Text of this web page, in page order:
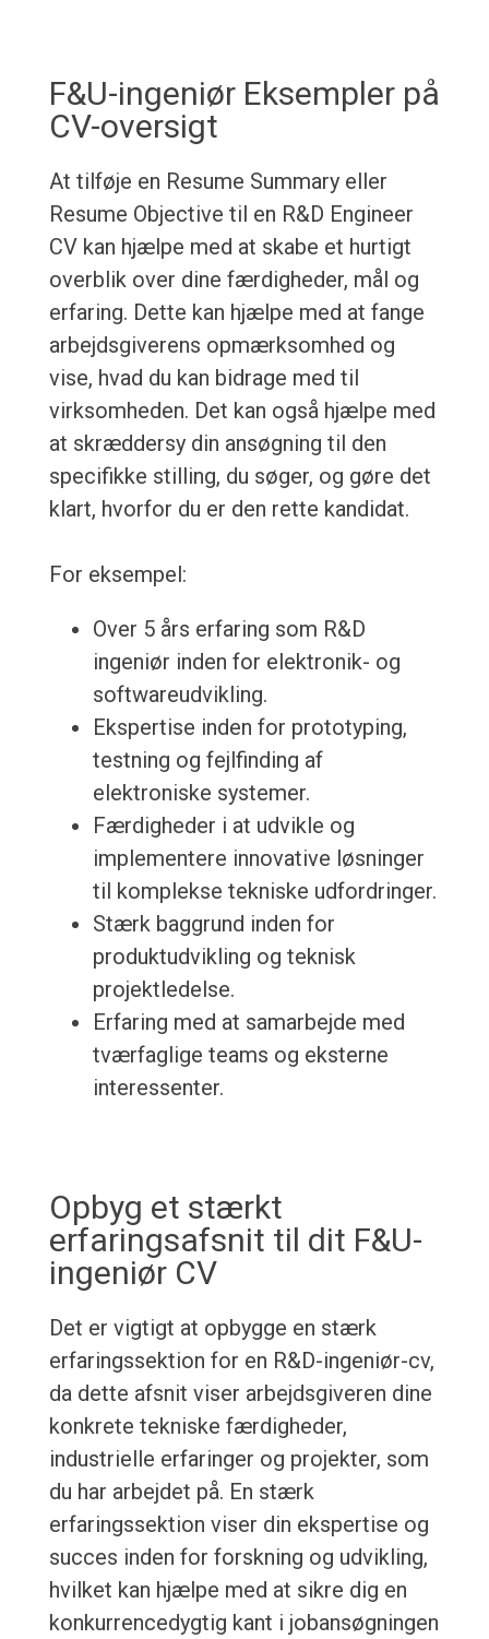
F&U-ingeniør Eksempler på
CV-oversigt
At tilføje en Resume Summary eller
Resume Objective til en R&D Engineer
CV kan hjælpe med at skabe et hurtigt
overblik over dine færdigheder, mål og
erfaring. Dette kan hjælpe med at fange
arbejdsgiverens opmærksomhed og
vise, hvad du kan bidrage med til
virksomheden. Det kan også hjælpe med
at skræddersy din ansøgning til den
specifikke stilling, du søger, og gøre det
klart, hvorfor du er den rette kandidat.
For eksempel:
Over 5 års erfaring som R&D
ingeniør inden for elektronik- og
softwareudvikling.
Ekspertise inden for prototyping,
testning og fejlfinding af
elektroniske systemer.
Færdigheder i at udvikle og
implementere innovative løsninger
til komplekse tekniske udfordringer.
Stærk baggrund inden for
produktudvikling og teknisk
projektledelse.
Erfaring med at samarbejde med
tværfaglige teams og eksterne
interessenter.
Opbyg et stærkt
erfaringsafsnit til dit F&U-
ingeniør CV
Det er vigtigt at opbygge en stærk
erfaringssektion for en R&D-ingeniør-cv,
da dette afsnit viser arbejdsgiveren dine
konkrete tekniske færdigheder,
industrielle erfaringer og projekter, som
du har arbejdet på. En stærk
erfaringssektion viser din ekspertise og
succes inden for forskning og udvikling,
hvilket kan hjælpe med at sikre dig en
konkurrencedygtig kant i jobansøgningen